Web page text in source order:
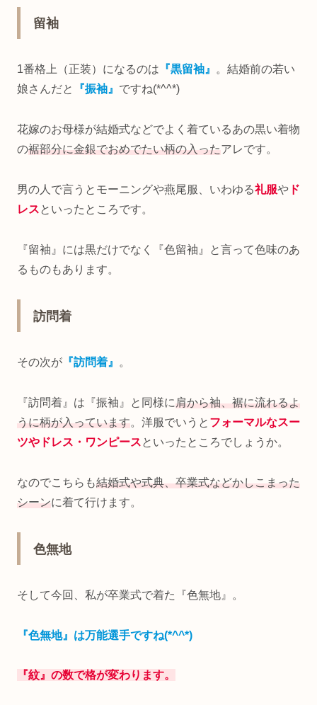
留袖
1番格上（正装）になるのは 『黒留袖』
。結婚前の若い
娘さんだと
『振袖』 ですね(*^^*)
花嫁のお母様が結婚式などでよく着ているあの黒い着物
の裾部分に金銀でおめでたい柄の入ったアレです。
男の人で言うとモーニングや燕尾服、いわゆる礼服や ド
レスといったところです。
『留袖』には黒だけでなく『色留袖』と言って色味のあ
るものもあります。
訪問着
その次が 『訪問着』 。
『訪問着』は『振袖』と同様に肩から袖、裾に流れるよ
うに柄が入っています。洋服でいうと フォーマルなスー
ツやドレス・ワンピースといったところでしょうか。
なのでこちらも結婚式や式典、卒業式などかしこまった
シーンに着て行けます。
色無地
そして今回、私が卒業式で着た『色無地』。
『色無地』は万能選手ですね(*^^*)
『紋』の数で格が変わります。